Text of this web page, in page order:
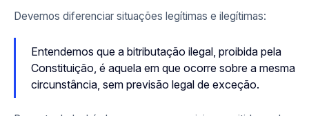
Devemos diferenciar situações legítimas e ilegítimas:
Entendemos que a bitributação ilegal, proibida pela
Constituição, é aquela em que ocorre sobre a mesma
circunstância, sem previsão legal de exceção.